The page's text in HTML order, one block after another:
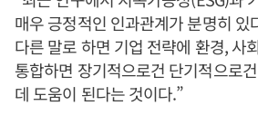
매우 긍정적인 인과관계가 분명히 있
다른 말로 하면 기업 전략에 환경, 사
통합하면 장기적으로건 단기적으로
데 도움이 된다는 것이다.”